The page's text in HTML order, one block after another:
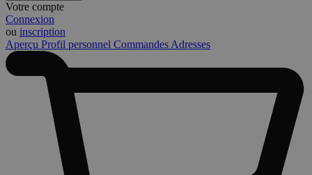
Votre compte
Connexion
ou inscription
Aperçu Profil personnel Commandes Adresses